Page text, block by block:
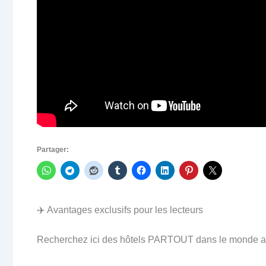
Partager:
✈️ Avantages exclusifs pour les lecteurs
Recherchez ici des hôtels PARTOUT dans le monde